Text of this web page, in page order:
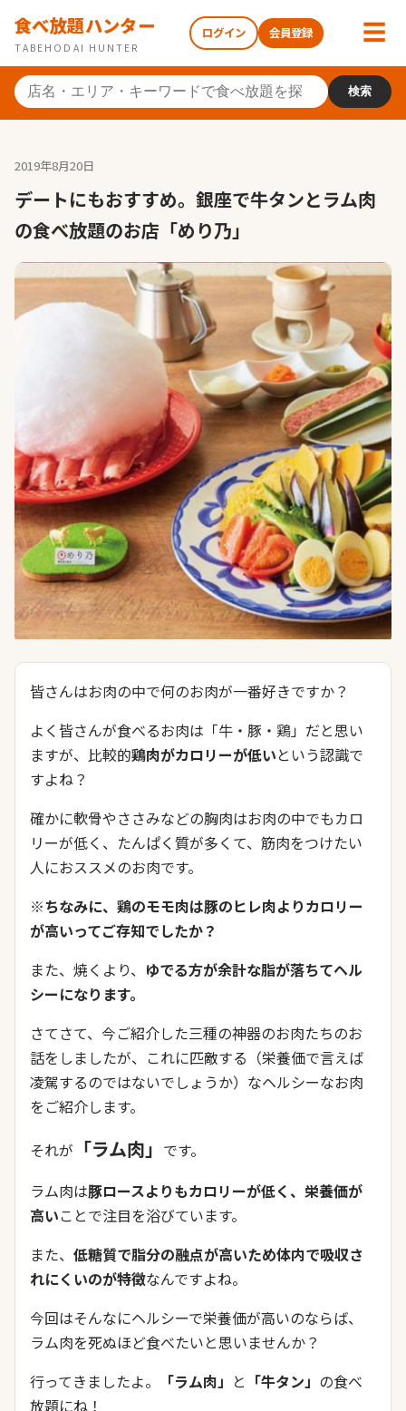
食べ放題ハンター
TABEHODAI HUNTER
ログイン 会員登録 ☰
検索
2019年8月20日
デートにもおすすめ。銀座で牛タンとラム肉
の食べ放題のお店「めり乃」
皆さんはお肉の中で何のお肉が一番好きですか？
よく皆さんが食べるお肉は「牛・豚・鶏」だと思い
ますが、比較的鶏肉がカロリーが低いという認識で
すよね？
確かに軟骨やささみなどの胸肉はお肉の中でもカロ
リーが低く、たんぱく質が多くて、筋肉をつけたい
人におススメのお肉です。
※ちなみに、鶏のモモ肉は豚のヒレ肉よりカロリー
が高いってご存知でしたか？
また、焼くより、 ゆでる方が余計な脂が落ちてヘル
シーになります。
さてさて、今ご紹介した三種の神器のお肉たちのお
話をしましたが、これに匹敵する（栄養価で言えば
凌駕するのではないでしょうか）なヘルシーなお肉
をご紹介します。
それが 「ラム肉」 です。
ラム肉は豚ロースよりもカロリーが低く、栄養価が
高いことで注目を浴びています。
また、 低糖質で脂分の融点が高いため体内で吸収さ
れにくいのが特徴なんですよね。
今回はそんなにヘルシーで栄養価が高いのならば、
ラム肉を死ぬほど食べたいと思いませんか？
行ってきましたよ。
「ラム肉」 と 「牛タン」 の食べ
放題にね！